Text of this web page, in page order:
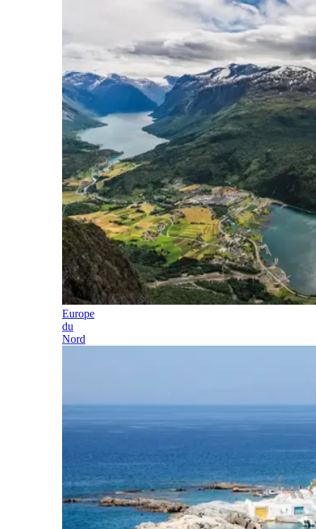
Europe
du
Nord